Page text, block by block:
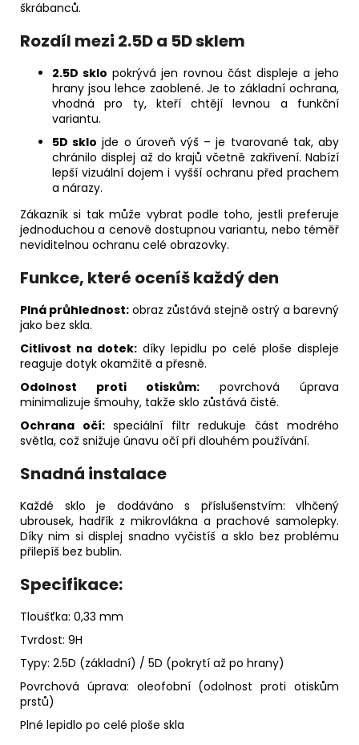
škrábanců.
Rozdíl mezi 2.5D a 5D sklem
2.5D sklo pokrývá jen rovnou část displeje a jeho
hrany jsou lehce zaoblené. Je to základní ochrana,
vhodná pro ty, kteří chtějí levnou a funkční
variantu.
5D sklo jde o úroveň výš – je tvarované tak, aby
chránilo displej až do krajů včetně zakřivení. Nabízí
lepší vizuální dojem i vyšší ochranu před prachem
a nárazy.
Zákazník si tak může vybrat podle toho, jestli preferuje
jednoduchou a cenově dostupnou variantu, nebo téměř
neviditelnou ochranu celé obrazovky.
Funkce, které oceníš každý den
Plná průhlednost: obraz zůstává stejně ostrý a barevný
jako bez skla.
Citlivost na dotek: díky lepidlu po celé ploše displeje
reaguje dotyk okamžitě a přesně.
Odolnost proti otiskům: povrchová úprava
minimalizuje šmouhy, takže sklo zůstává čisté.
Ochrana očí:speciální filtr redukuje část modrého
světla, což snižuje únavu očí při dlouhém používání.
Snadná instalace
Každé sklo je dodáváno s příslušenstvím: vlhčený
ubrousek, hadřík z mikrovlákna a prachové samolepky.
Díky nim si displej snadno vyčistíš a sklo bez problému
přilepíš bez bublin.
Specifikace:
Tloušťka: 0,33 mm
Tvrdost: 9H
Typy: 2.5D (základní) / 5D (pokrytí až po hrany)
Povrchová úprava: oleofobní (odolnost proti otiskům
prstů)
Plné lepidlo po celé ploše skla